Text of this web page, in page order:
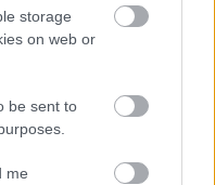
storage
on web or
be sent to
me